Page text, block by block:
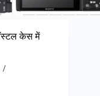
केस में